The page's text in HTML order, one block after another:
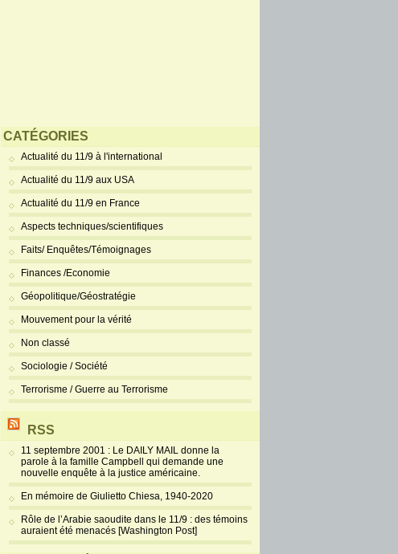
CATÉGORIES
Actualité du 11/9 à l'international
Actualité du 11/9 aux USA
Actualité du 11/9 en France
Aspects techniques/scientifiques
Faits/ Enquêtes/Témoignages
Finances /Economie
Géopolitique/Géostratégie
Mouvement pour la vérité
Non classé
Sociologie / Société
Terrorisme / Guerre au Terrorisme
RSS
11 septembre 2001 : Le DAILY MAIL donne la
parole à la famille Campbell qui demande une
nouvelle enquête à la justice américaine.
En mémoire de Giulietto Chiesa, 1940-2020
Rôle de l’Arabie saoudite dans le 11/9 : des témoins
auraient été menacés [Washington Post]